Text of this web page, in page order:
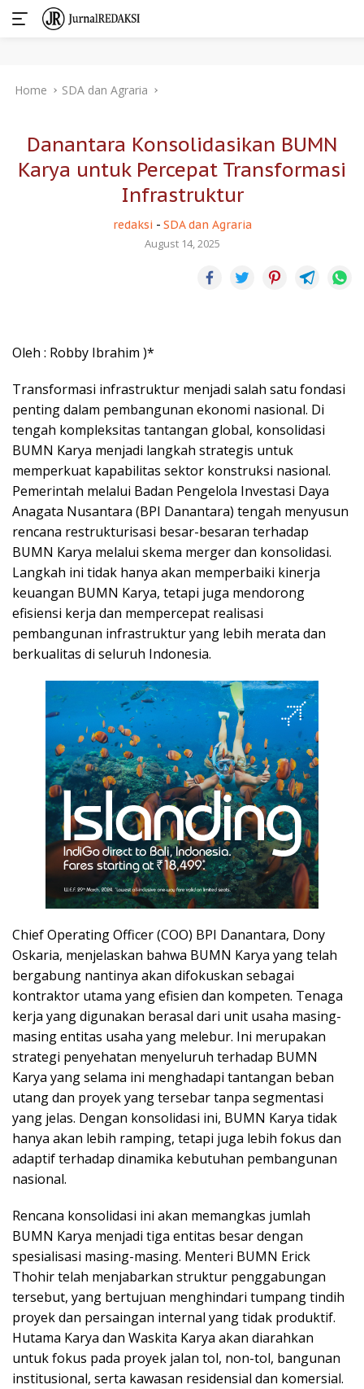
Home SDA dan Agraria
Danantara Konsolidasikan BUMN
Karya untuk Percepat Transformasi
Infrastruktur
redaksi - SDA dan Agraria
August 14, 2025
Oleh : Robby Ibrahim )*
Transformasi infrastruktur menjadi salah satu fondasi
penting dalam pembangunan ekonomi nasional. Di
tengah kompleksitas tantangan global, konsolidasi
BUMN Karya menjadi langkah strategis untuk
memperkuat kapabilitas sektor konstruksi nasional.
Pemerintah melalui Badan Pengelola Investasi Daya
Anagata Nusantara (BPI Danantara) tengah menyusun
rencana restrukturisasi besar-besaran terhadap
BUMN Karya melalui skema merger dan konsolidasi.
Langkah ini tidak hanya akan memperbaiki kinerja
keuangan BUMN Karya, tetapi juga mendorong
efisiensi kerja dan mempercepat realisasi
pembangunan infrastruktur yang lebih merata dan
berkualitas di seluruh Indonesia.
Chief Operating Officer (COO) BPI Danantara, Dony
Oskaria, menjelaskan bahwa BUMN Karya yang telah
bergabung nantinya akan difokuskan sebagai
kontraktor utama yang efisien dan kompeten. Tenaga
kerja yang digunakan berasal dari unit usaha masing-
masing entitas usaha yang melebur. Ini merupakan
strategi penyehatan menyeluruh terhadap BUMN
Karya yang selama ini menghadapi tantangan beban
utang dan proyek yang tersebar tanpa segmentasi
yang jelas. Dengan konsolidasi ini, BUMN Karya tidak
hanya akan lebih ramping, tetapi juga lebih fokus dan
adaptif terhadap dinamika kebutuhan pembangunan
nasional.
Rencana konsolidasi ini akan memangkas jumlah
BUMN Karya menjadi tiga entitas besar dengan
spesialisasi masing-masing. Menteri BUMN Erick
Thohir telah menjabarkan struktur penggabungan
tersebut, yang bertujuan menghindari tumpang tindih
proyek dan persaingan internal yang tidak produktif.
Hutama Karya dan Waskita Karya akan diarahkan
untuk fokus pada proyek jalan tol, non-tol, bangunan
institusional, serta kawasan residensial dan komersial.